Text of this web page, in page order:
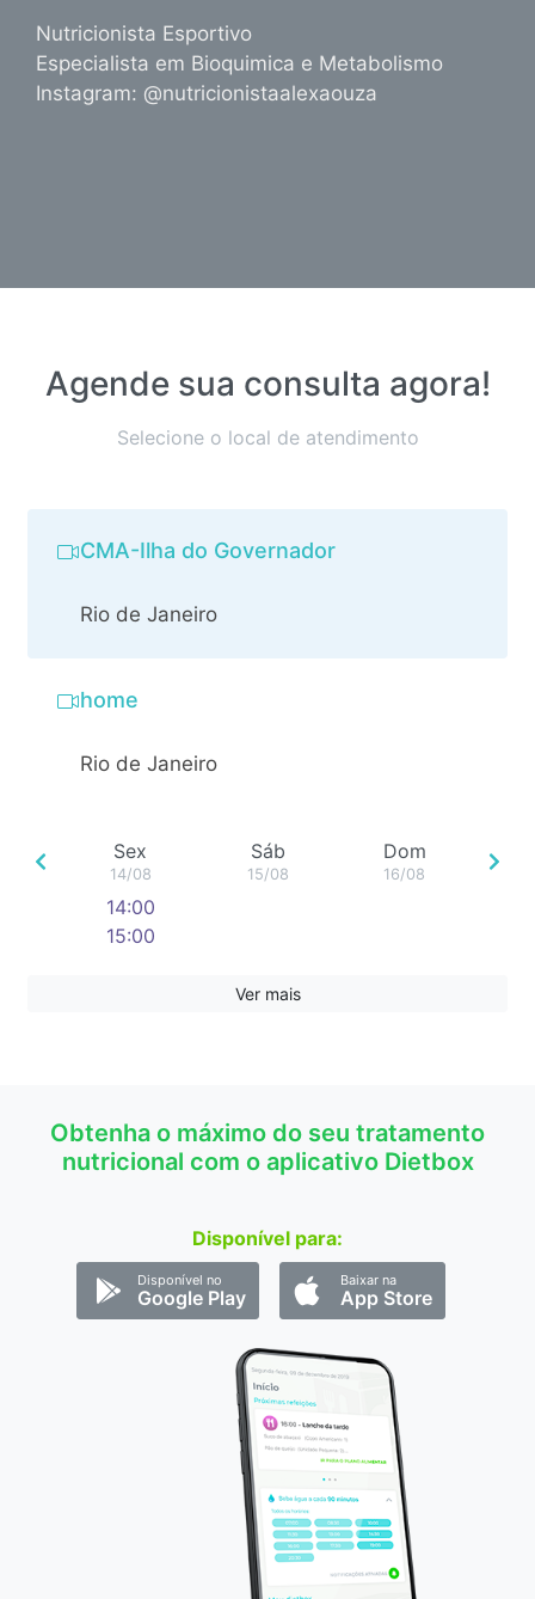
Nutricionista Esportivo
Especialista em Bioquimica e Metabolismo
Instagram: @nutricionistaalexaouza
Agende sua consulta agora!
Selecione o local de atendimento
CMA-Ilha do Governador
Rio de Janeiro
home
Rio de Janeiro
Sex
14/08
14:00
15:00
Sáb
15/08
Dom
16/08
Ver mais
Obtenha o máximo do seu tratamento
nutricional com o aplicativo Dietbox
Disponível para:
Disponível no
Google Play
Baixar na
App Store